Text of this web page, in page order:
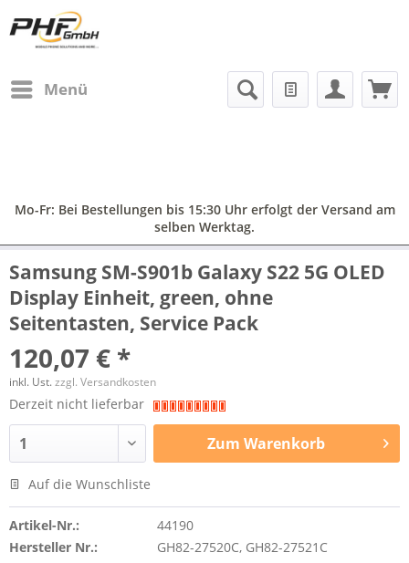
Menü
Mo-Fr: Bei Bestellungen bis 15:30 Uhr erfolgt der Versand am
selben Werktag.
Samsung SM-S901b Galaxy S22 5G OLED
Display Einheit, green, ohne
Seitentasten, Service Pack
120,07 € *
inkl. Ust.zzgl. Versandkosten
Derzeit nicht lieferbar
Zum Warenkorb
Auf die Wunschliste
Artikel-Nr.:
44190
Hersteller Nr.:
GH82-27520C, GH82-27521C